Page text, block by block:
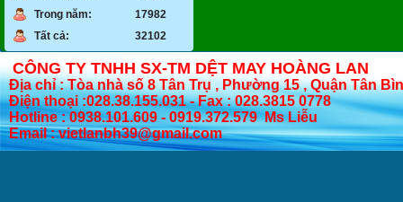
Trong năm:
17982
Tất cả:
32102
CÔNG TY TNHH SX-TM DỆT MAY HOÀNG LAN
Địa chỉ : Tòa nhà số 8 Tân Trụ , Phường 15 , Quận Tân
Điện thoại :028.38.155.031 - Fax : 028.3815 0778
Hotline : 0938.101.609 - 0919.372.579 Ms Liễu
Email : vietlanbh39@gmail.com